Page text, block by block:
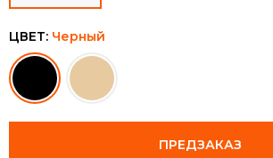
ЦВЕТ: Черный
ПРЕДЗАКАЗ